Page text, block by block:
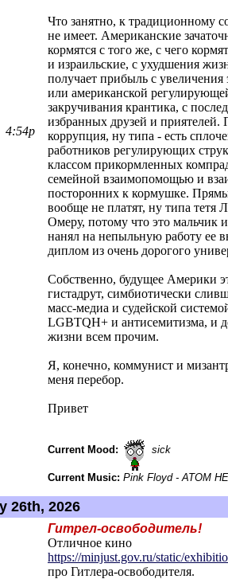
4:54p
Что занятно, к традиционному
не имеет. Американские
кормятся с того же, с чего
и израильские, с ухудшения
получает прибыль с увеличения
или американской
закручивания крантика, с
избранных друзей и приятелей.
коррупция, ну типа - есть
работников регулирующих
классом прикормленных
семейной взаимопомощью и
посторонних к кормушке.
вообще не платят, ну типа тетя
Омеру, потому что это мальчик
нанял на непыльную работу ее
диплом из очень дорогого
Собственно, будущее Америки
гистадрут, симбиотически
масс-медиа и судейской
LGBTQH+ и антисемитизма, и
жизни всем прочим.
Я, конечно, коммунист и
меня перебор.
Привет
Current Mood: sick
Current Music: Pink Floyd - ATOM
26th, 2026
Гитрел-освободитель!
Отличное кино
https://minjust.gov.ru/static/exhibitio
про Гитлера-освободителя.